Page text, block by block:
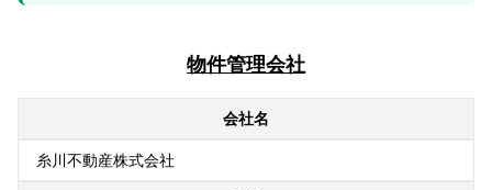
物件管理会社
会社名
糸川不動産株式会社